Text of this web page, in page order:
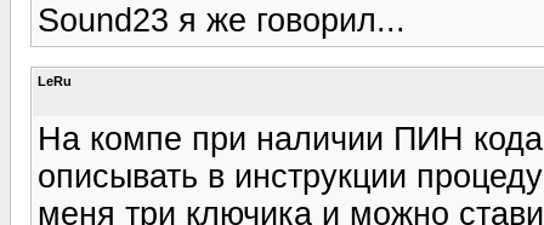
Sound23 я же говорил...
LeRu
На компе при наличии ПИН
описывать в инструкции
меня три ключика и можно